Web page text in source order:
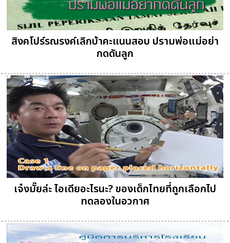
สิงคโปร์รณรงค์เลิกบ้าคะแนนสอบ ปรามพ่อแม่อย่า
กดดันลูก
เจ๋งมั๊ยล่ะ ไอเดียอะไรนะ? ของเด็กไทยที่ถูกเลือกไป
ทดลองในอวกาศ